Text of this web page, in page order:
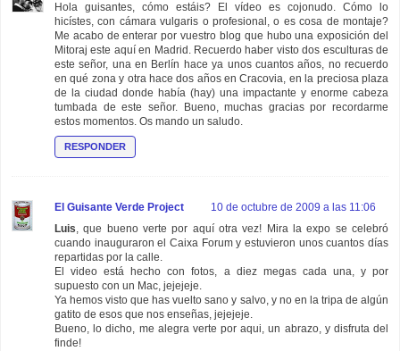
Hola guisantes, cómo estáis? El vídeo es cojonudo. Cómo lo
hicístes, con cámara vulgaris o profesional, o es cosa de montaje?
Me acabo de enterar por vuestro blog que hubo una exposición del
Mitoraj este aquí en Madrid. Recuerdo haber visto dos esculturas de
este señor, una en Berlín hace ya unos cuantos años, no recuerdo
en qué zona y otra hace dos años en Cracovia, en la preciosa plaza
de la ciudad donde había (hay) una impactante y enorme cabeza
tumbada de este señor. Bueno, muchas gracias por recordarme
estos momentos. Os mando un saludo.
RESPONDER
El Guisante Verde Project
10 de octubre de 2009 a las 11:06
Luis, que bueno verte por aquí otra vez! Mira la expo se celebró
cuando inauguraron el Caixa Forum y estuvieron unos cuantos días
repartidas por la calle.
El video está hecho con fotos, a diez megas cada una, y por
supuesto con un Mac, jejejeje.
Ya hemos visto que has vuelto sano y salvo, y no en la tripa de algún
gatito de esos que nos enseñas, jejejeje.
Bueno, lo dicho, me alegra verte por aqui, un abrazo, y disfruta del
finde!